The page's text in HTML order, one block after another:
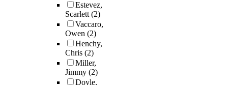
Estevez,
Scarlett(2)
Vaccaro,
Owen (2)
Henchy,
Chris (2)
Miller,
Jimmy (2)
Doyle,